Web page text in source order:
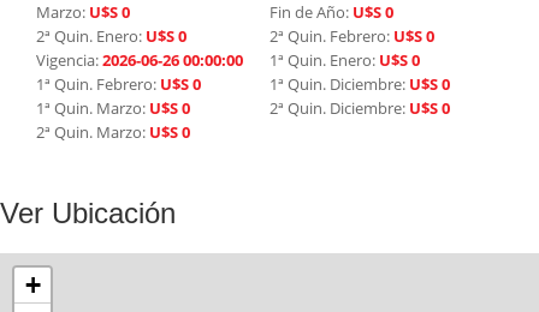
Marzo: U$S 0 Fin de Año: U$S 0
2ª Quin. Enero: U$S 0 2ª Quin. Febrero: U$S 0
Vigencia:2026-06-26 00:00:00 1ª Quin. Enero: U$S 0
1ª Quin. Febrero: U$S 0 1ª Quin. Diciembre: U$S 0
1ª Quin. Marzo: U$S 0 2ª Quin. Diciembre: U$S 0
2ª Quin. Marzo: U$S 0
Ver Ubicación
+